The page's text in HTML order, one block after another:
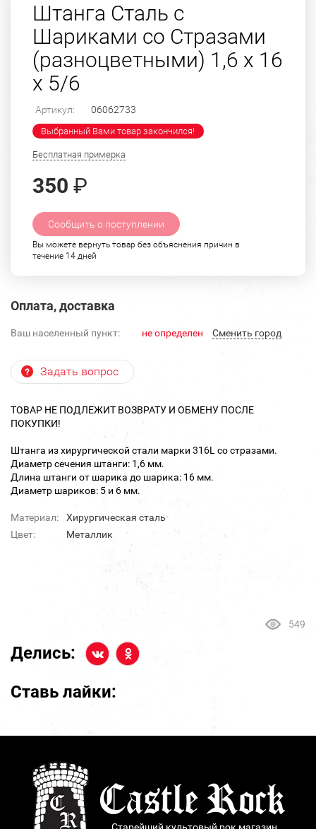
Штанга Сталь с
Шариками со Стразами
(разноцветными) 1,6 х 16
х 5/6
Артикул: 06062733
Выбранный Вами товар закончился!
Бесплатная примерка
350 ₽
Сообщить о поступлении
Вы можете вернуть товар без объяснения причин в
течение 14 дней
Оплата, доставка
Ваш населенный пункт: не определен Cменить город
Задать вопрос
ТОВАР НЕ ПОДЛЕЖИТ ВОЗВРАТУ И ОБМЕНУ ПОСЛЕ
ПОКУПКИ!
Штанга из хирургической стали марки 316L со стразами.
Диаметр сечения штанги: 1,6 мм.
Длина штанги от шарика до шарика: 16 мм.
Диаметр шариков: 5 и 6 мм.
Материал:
Хирургическая сталь
Цвет:
Металлик
549
Делись:
Ставь лайки: